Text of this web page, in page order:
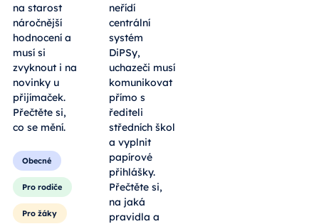
na starost
náročnější
hodnocení a
musí si
zvyknout i na
novinky u
přijímaček.
Přečtěte si,
co se mění.
Obecné
Pro rodiče
Pro žáky
neřídí
centrální
systém
DiPSy,
uchazeči musí
komunikovat
přímo s
řediteli
středních škol
a vyplnit
papírové
přihlášky.
Přečtěte si,
na jaká
pravidla a